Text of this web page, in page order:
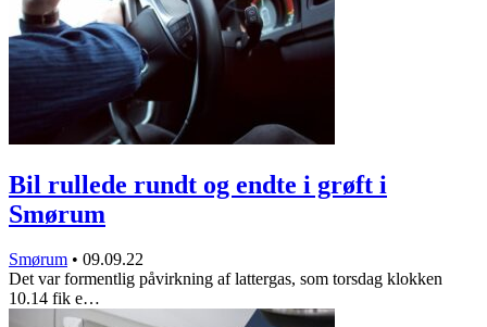
Bil rullede rundt og endte i grøft i
Smørum
Smørum • 09.09.22
Det var formentlig påvirkning af lattergas, som torsdag klokken
10.14 fik e…